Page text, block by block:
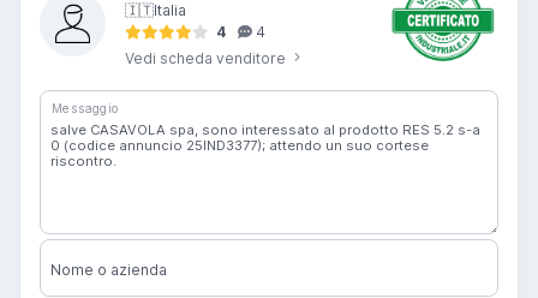
🇮🇹Italia
4
4
Vedi scheda venditore
Messaggio
Nome o azienda